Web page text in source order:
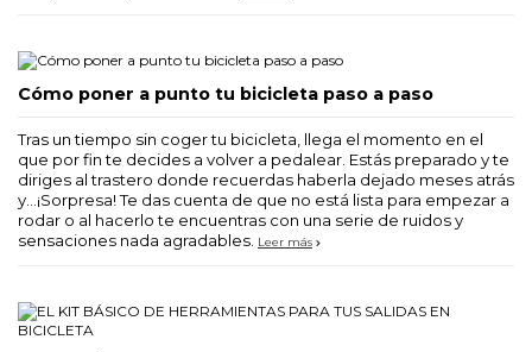
Cómo poner a punto tu bicicleta paso a paso
Tras un tiempo sin coger tu bicicleta, llega el momento en el
que por fin te decides a volver a pedalear. Estás preparado y te
diriges al trastero donde recuerdas haberla dejado meses atrás
y…¡Sorpresa! Te das cuenta de que no está lista para empezar a
rodar o al hacerlo te encuentras con una serie de ruidos y
sensaciones nada agradables.
Leer más